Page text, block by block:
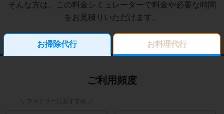
そんな方は、この料金シミュレーターで料金や必要な時間
をお見積りいただけます。
お掃除代行 お料理代行
ご利用頻度